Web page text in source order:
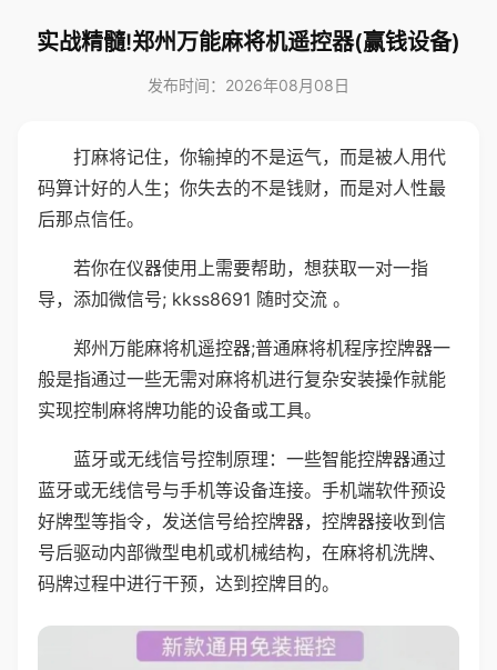
实战精髓!郑州万能麻将机遥控器(赢钱设备)
发布时间：2026年08月08日
打麻将记住，你输掉的不是运气，而是被人用代
码算计好的人生；你失去的不是钱财，而是对人性最
后那点信任。
若你在仪器使用上需要帮助，想获取一对一指
导，添加微信号; kkss8691 随时交流 。
郑州万能麻将机遥控器;普通麻将机程序控牌器一
般是指通过一些无需对麻将机进行复杂安装操作就能
实现控制麻将牌功能的设备或工具。
蓝牙或无线信号控制原理：一些智能控牌器通过
蓝牙或无线信号与手机等设备连接。手机端软件预设
好牌型等指令，发送信号给控牌器，控牌器接收到信
号后驱动内部微型电机或机械结构，在麻将机洗牌、
码牌过程中进行干预，达到控牌目的。